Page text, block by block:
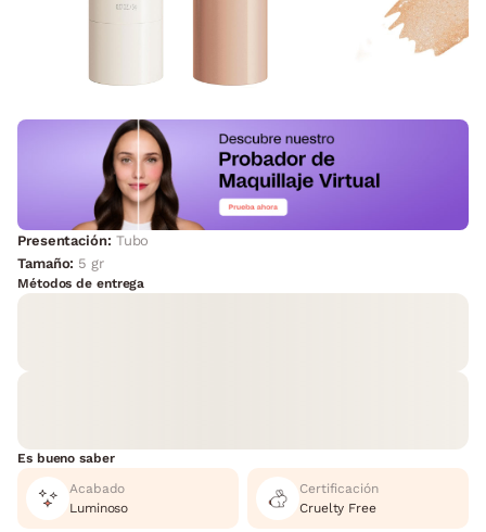
Presentación: Tubo
Tamaño: 5 gr
Métodos de entrega
Es bueno saber
Acabado
Luminoso
Certificación
Cruelty Free